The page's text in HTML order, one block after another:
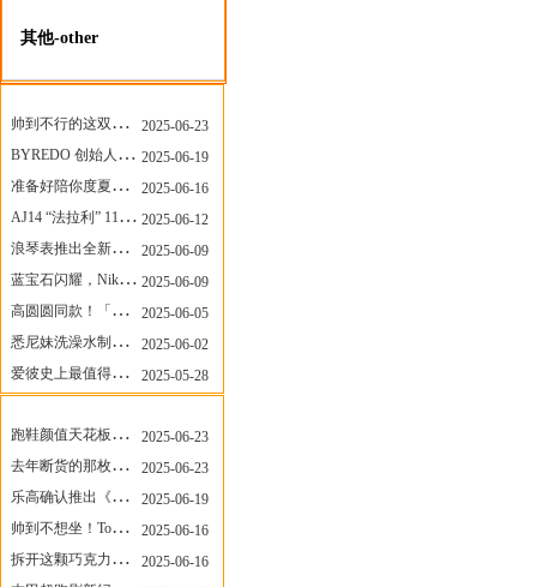
其他-other
帅到不行的这双跑鞋，其实藏着Nike第一位签约跑者的故事
2025-06-23
BYREDO 创始人离任，也带走了那份灵魂感
2025-06-19
准备好陪你度夏，nanamica x Suicoke 新联名来了
2025-06-16
AJ14 “法拉利” 11年后回归，红色超跑气场全开
2025-06-12
浪琴表推出全新先行者系列祖鲁时间1925腕表
2025-06-09
蓝宝石闪耀，Nike Air Max DN8 华丽变身
2025-06-09
高圆圆同款！「赤足New Balance」新联名曝光，铺货了
2025-06-05
悉尼妹洗澡水制成肥皂开启售卖！男粉：这肥皂能吃吗？
2025-06-02
爱彼史上最值得看的大展！揭秘150年传奇制表背后
2025-05-28
跑鞋颜值天花板？日常也能帅一脸
2025-06-23
去年断货的那枚表， CASIO指环表又要发售了
2025-06-23
乐高确认推出《哥斯拉》积木，这设计也太酷了！
2025-06-19
帅到不想坐！Tom Sachs x Helinox 这把露营椅太炸了
2025-06-16
拆开这颗巧克力，居然是皮卡丘？
2025-06-16